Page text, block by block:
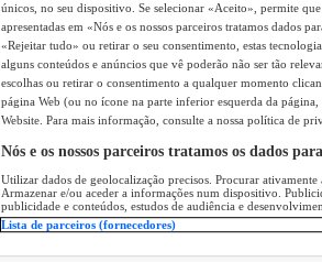
únicos, no seu dispositivo. Se selecionar «Aceito», permite
apresentadas em «Nós e os nossos parceiros tratamos dados
«Rejeitar tudo» ou retirar o seu consentimento, estas
alguns conteúdos e anúncios que vê poderão não ser tão
escolhas ou retirar o consentimento a qualquer momento
página Web (ou no ícone na parte inferior esquerda da página,
Website. Para mais informação, consulte a nossa política de
Nós e os nossos parceiros tratamos os dados
Utilizar dados de geolocalização precisos. Procurar
Armazenar e/ou aceder a informações num dispositivo.
publicidade e conteúdos, estudos de audiência e
Lista de parceiros (fornecedores)